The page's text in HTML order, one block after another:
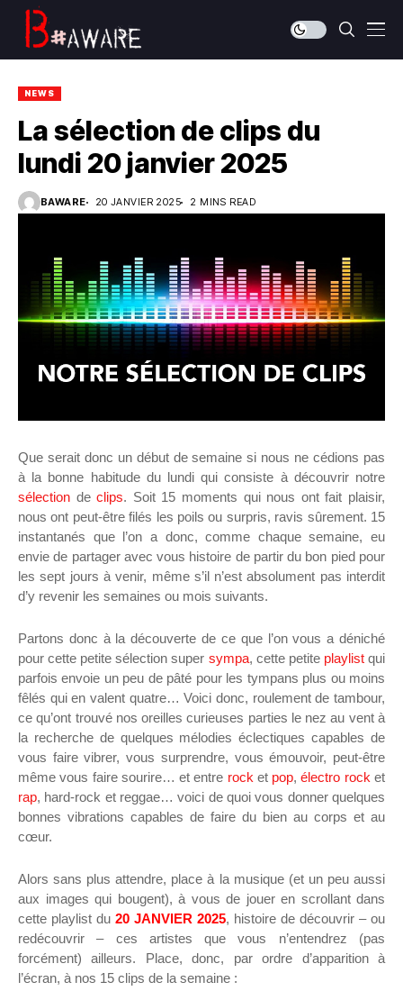
NEWS
La sélection de clips du
lundi 20 janvier 2025
BAWARE 20 JANVIER 2025 2 MINS READ
Que serait donc un début de semaine si nous ne cédions pas
à la bonne habitude du lundi qui consiste à découvrir notre
sélection declips. Soit 15 moments qui nous ont fait plaisir,
nous ont peut-être filés les poils ou surpris, ravis sûrement. 15
instantanés que l’on a donc, comme chaque semaine, eu
envie de partager avec vous histoire de partir du bon pied pour
les sept jours à venir, même s’il n’est absolument pas interdit
d’y revenir les semaines ou mois suivants.
Partons donc à la découverte de ce que l’on vous a déniché
pour cette petite sélection super sympa, cette petite playlistqui
parfois envoie un peu de pâté pour les tympans plus ou moins
fêlés qui en valent quatre… Voici donc, roulement de tambour,
ce qu’ont trouvé nos oreilles curieuses parties le nez au vent à
la recherche de quelques mélodies éclectiques capables de
vous faire vibrer, vous surprendre, vous émouvoir, peut-être
même vous faire sourire… et entre rock et pop,électro rock et
rap, hard-rock et reggae… voici de quoi vous donner quelques
bonnes vibrations capables de faire du bien au corps et au
cœur.
Alors sans plus attendre, place à la musique (et un peu aussi
aux images qui bougent), à vous de jouer en scrollant dans
cette playlist du 20 JANVIER 2025, histoire de découvrir – ou
redécouvrir – ces artistes que vous n’entendrez (pas
forcément) ailleurs. Place, donc, par ordre d’apparition à
l’écran, à nos 15 clips de la semaine :